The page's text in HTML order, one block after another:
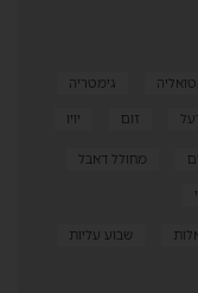
גימטריה
זום יויו
מחולל דאבל
שבוע עליות